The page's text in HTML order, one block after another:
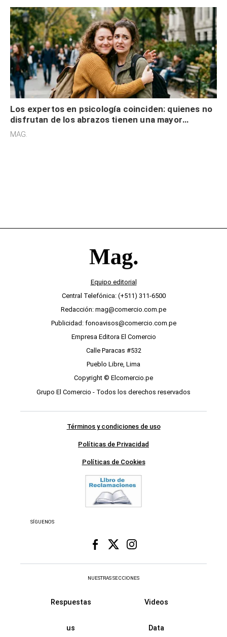
Los expertos en psicología coinciden: quienes no
disfrutan de los abrazos tienen una mayor
sensibilidad a los estímulos físicos y no es por
MAG.
Equipo editorial
Central Telefónica: (+511) 311-6500
Redacción: mag@comercio.com.pe
Publicidad: fonoavisos@comercio.com.pe
Empresa Editora El Comercio
Calle Paracas #532
Pueblo Libre, Lima
Copyright © Elcomercio.pe
Grupo El Comercio - Todos los derechos reservados
Términos y condiciones de uso
Políticas de Privacidad
Políticas de Cookies
SÍGUENOS
NUESTRAS SECCIONES
Respuestas Videos
us Data